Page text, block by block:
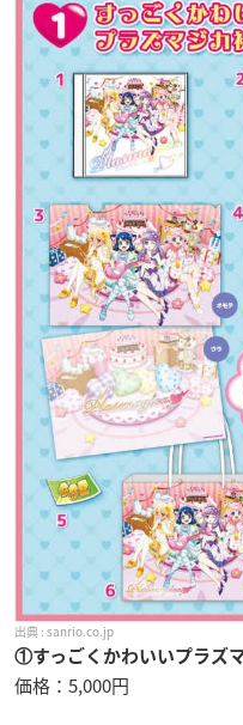
sanrio.co.jp
①すっごくかわいいプラズ
価格：5,000円